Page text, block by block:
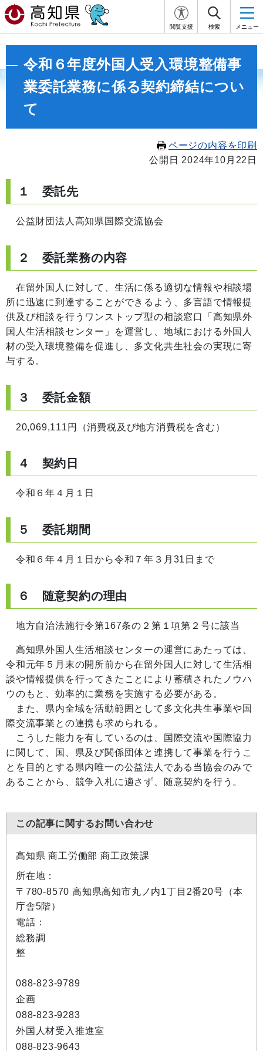
閲覧支援 検索 メニュー
令和６年度外国人受入環境整備事
業委託業務に係る契約締結につい
て
ページの内容を印刷
公開日 2024年10月22日
１ 委託先
公益財団法人高知県国際交流協会
２ 委託業務の内容
在留外国人に対して、生活に係る適切な情報や相談場
所に迅速に到達することができるよう、多言語で情報提
供及び相談を行うワンストップ型の相談窓口「高知県外
国人生活相談センター」を運営し、地域における外国人
材の受入環境整備を促進し、多文化共生社会の実現に寄
与する。
３ 委託金額
20,069,111円（消費税及び地方消費税を含む）
４ 契約日
令和６年４月１日
５ 委託期間
令和６年４月１日から令和７年３月31日まで
６ 随意契約の理由
地方自治法施行令第167条の２第１項第２号に該当
高知県外国人生活相談センターの運営にあたっては、
令和元年５月末の開所前から在留外国人に対して生活相
談や情報提供を行ってきたことにより蓄積されたノウハ
ウのもと、効率的に業務を実施する必要がある。
また、県内全域を活動範囲として多文化共生事業や国
際交流事業との連携も求められる。
こうした能力を有しているのは、国際交流や国際協力
に関して、国、県及び関係団体と連携して事業を行うこ
とを目的とする県内唯一の公益法人である当協会のみで
あることから、競争入札に適さず、随意契約を行う。
この記事に関するお問い合わせ
高知県 商工労働部 商工政策課
所在地：
〒780-8570 高知県高知市丸ノ内1丁目2番20号（本
庁舎5階）
電話：
総務調
整
088-823-9789
企画
088-823-9283
外国人材受入推進室
088-823-9643